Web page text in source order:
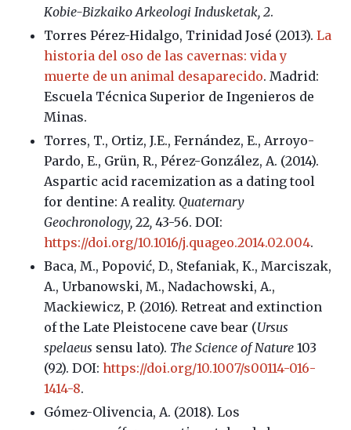
Kobie-Bizkaiko Arkeologi Indusketak, 2.
Torres Pérez-Hidalgo, Trinidad José (2013). La
historia del oso de las cavernas: vida y
muerte de un animal desaparecido. Madrid:
Escuela Técnica Superior de Ingenieros de
Minas.
Torres, T., Ortiz, J.E., Fernández, E., Arroyo-
Pardo, E., Grün, R., Pérez-González, A. (2014).
Aspartic acid racemization as a dating tool
for dentine: A reality. Quaternary
Geochronology, 22, 43-56. DOI:
https://doi.org/10.1016/j.quageo.2014.02.004.
Baca, M., Popović, D., Stefaniak, K., Marciszak,
A., Urbanowski, M., Nadachowski, A.,
Mackiewicz, P. (2016). Retreat and extinction
of the Late Pleistocene cave bear (Ursus
spelaeus sensu lato). The Science of Nature 103
(92). DOI: https://doi.org/10.1007/s00114-016-
1414-8.
Gómez-Olivencia, A. (2018). Los